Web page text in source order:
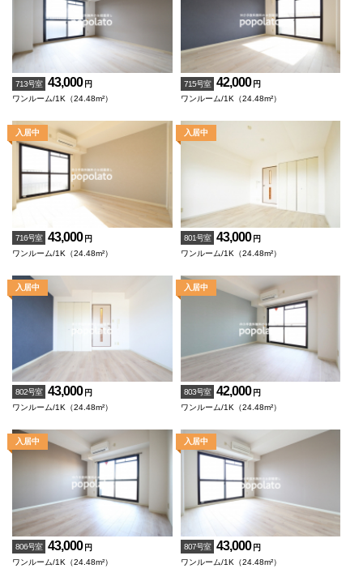
713号室 43,000 円
ワンルーム/1K（24.48m²）
715号室 42,000 円
ワンルーム/1K（24.48m²）
716号室 43,000 円
ワンルーム/1K（24.48m²）
801号室 43,000 円
ワンルーム/1K（24.48m²）
802号室 43,000 円
ワンルーム/1K（24.48m²）
803号室 42,000 円
ワンルーム/1K（24.48m²）
806号室 43,000 円
ワンルーム/1K（24.48m²）
807号室 43,000 円
ワンルーム/1K（24.48m²）